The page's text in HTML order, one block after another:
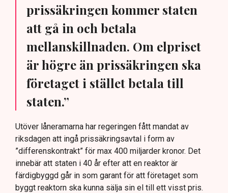
prissäkringen kommer staten
att gå in och betala
mellanskillnaden. Om elpriset
är högre än prissäkringen ska
företaget i stället betala till
staten.”
Utöver låneramarna har regeringen fått mandat av
riksdagen att ingå prissäkringsavtal i form av
”differenskontrakt” för max 400 miljarder kronor. Det
innebär att staten i 40 år efter att en reaktor är
färdigbyggd går in som garant för att företaget som
byggt reaktorn ska kunna sälja sin el till ett visst pris.